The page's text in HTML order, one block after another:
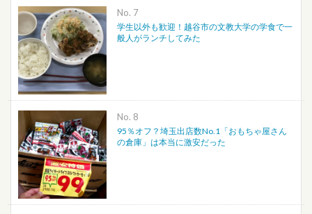
No.
学生以外も歓迎！越谷市の文教大学の学食で一
般人がランチしてみた
No.
95％オフ？埼玉出店数No.1「おもちゃ屋さん
の倉庫」は本当に激安だった